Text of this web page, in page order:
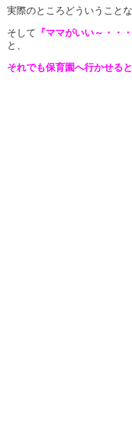
実際のところどういうこと
そして 『ママがいい～・・
と、
それでも保育園へ行かせる